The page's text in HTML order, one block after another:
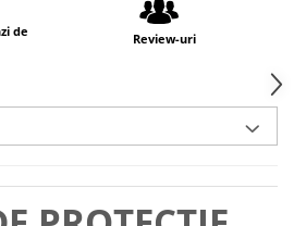
de
Review-uri